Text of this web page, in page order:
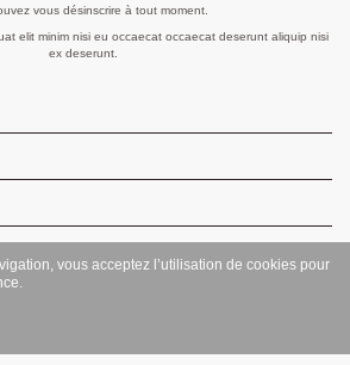
vous désinscrire à tout moment.
elit minim nisi eu occaecat occaecat deserunt aliquip nisi
ex deserunt.
vous acceptez l’utilisation de cookies pour